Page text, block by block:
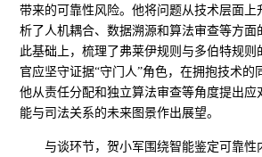
带来的可靠性风险。他将问题从技术层面上
析了人机耦合、数据溯源和算法审查等方面
此基础上，梳理了弗莱伊规则与多伯特规则
官应坚守证据“守门人”角色，在拥抱技术的
他从责任分配和独立算法审查等角度提出应
能与司法关系的未来图景作出展望。
与谈环节，贺小军围绕智能鉴定可靠性